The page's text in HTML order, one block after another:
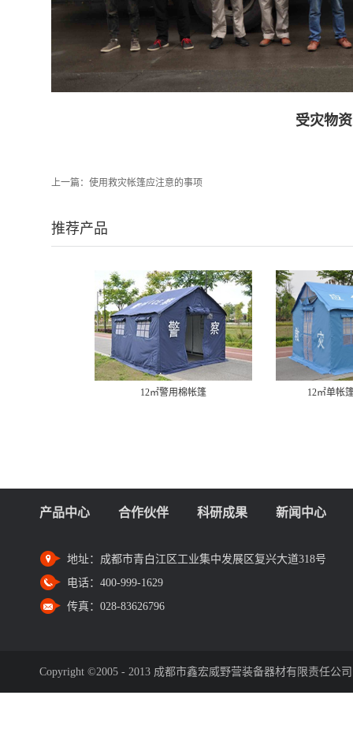
受灾物
上一篇： 使用救灾帐篷应注意的事项
推荐产品
12㎡警用棉帐篷 12㎡单帐
产品中心 合作伙伴 科研成果 新闻中心
地址： 成都市青白江区工业集中发展区复兴大道318号
电话： 400-999-1629
传真： 028-83626796
Copyright ©2005 - 2013 成都市鑫宏威野营装备器材有限责任公司